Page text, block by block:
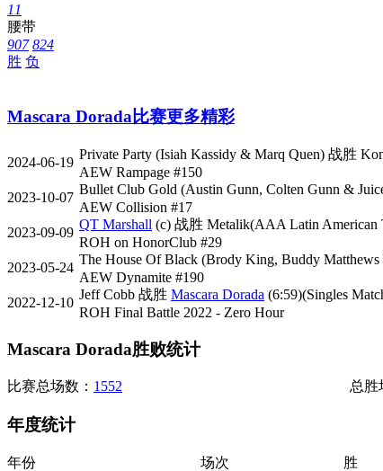
11
腰带
907 824
胜 负
Mascara Dorada比赛更多精彩
2024-06-19
Private Party (Isiah Kassidy & Marq Quen) 战胜
AEW Rampage #150
2023-10-07
Bullet Club Gold (Austin Gunn, Colten Gunn &
AEW Collision #17
2023-09-09
QT Marshall (c) 战胜 Metalik(AAA Latin American
ROH on HonorClub #29
2023-05-24
The House Of Black (Brody King, Buddy
AEW Dynamite #190
2022-12-10
Jeff Cobb 战胜 Mascara Dorada (6:59)(Singles
ROH Final Battle 2022 - Zero Hour
Mascara Dorada胜败统计
比赛总场数： 1552 总胜
年度统计
年份 场次 胜